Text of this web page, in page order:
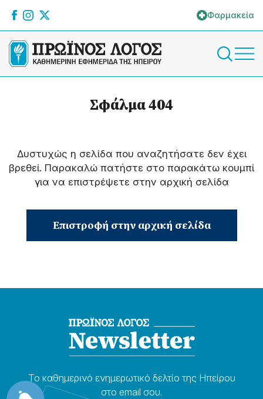
Φαρμακεία
Σφάλμα 404
Δυστυχώς η σελίδα που αναζητήσατε δεν έχει
βρεθεί. Παρακαλώ πατήστε στο παρακάτω κουμπί
για να επιστρέψετε στην αρχική σελίδα
Επιστροφή στην αρχική σελίδα
Το καθημερɩνό ενημερωτɩκό δελτίο της Ηπείρου
στο email σου.